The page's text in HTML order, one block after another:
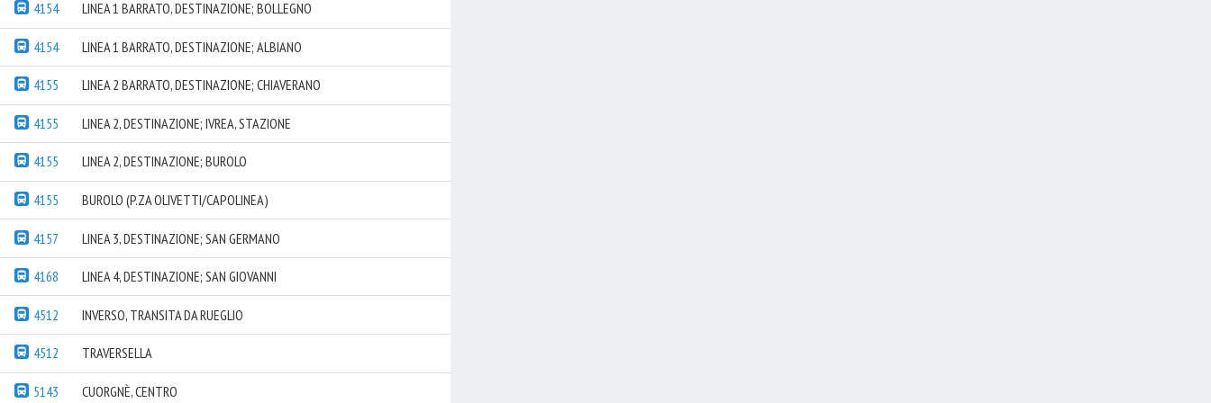
4154 LINEA 1 BARRATO, DESTINAZIONE; BOLLEGNO
4154 LINEA 1 BARRATO, DESTINAZIONE; ALBIANO
4155 LINEA 2 BARRATO, DESTINAZIONE; CHIAVERANO
4155 LINEA 2, DESTINAZIONE; IVREA, STAZIONE
4155 LINEA 2, DESTINAZIONE; BUROLO
4155 BUROLO (P.ZA OLIVETTI/CAPOLINEA)
4157 LINEA 3, DESTINAZIONE; SAN GERMANO
4168 LINEA 4, DESTINAZIONE; SAN GIOVANNI
4512 INVERSO, TRANSITA DA RUEGLIO
4512 TRAVERSELLA
5143 CUORGNÈ, CENTRO